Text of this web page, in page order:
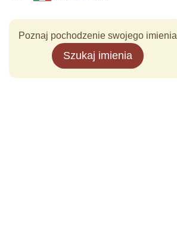
Poznaj pochodzenie swojego imienia
Szukaj imienia